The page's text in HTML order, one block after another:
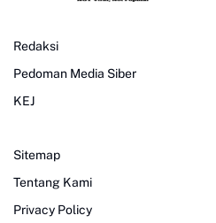
Redaksi
Pedoman Media Siber
KEJ
Sitemap
Tentang Kami
Privacy Policy